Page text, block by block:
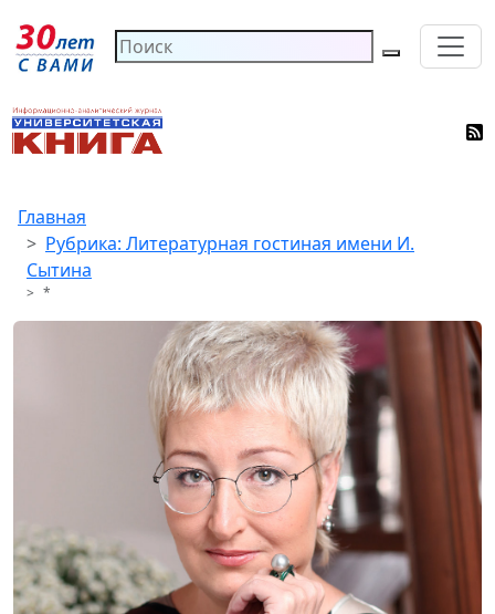
Главная
Рубрика: Литературная гостиная имени И.
Сытина
*